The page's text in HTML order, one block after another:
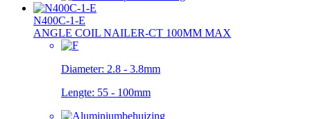
N400C-1-E
ANGLE COIL NAILER-CT 100MM MAX
Diameter: 2.8 - 3.8mm
Lengte: 55 - 100mm